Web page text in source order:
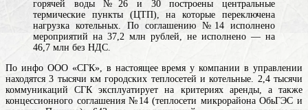
горячей воды№26 и 30 построены центральные
термические пункты (ЦТП), на которые переключена
нагрузка котельных. По соглашению №14 исполнено
мероприятий на 37,2 млн рублей, не исполнено — на
46,7 млн без НДС.
По инфо ООО «СГК», в настоящее время у компании в управлении
находятся 3 тысячи км городских теплосетей и котельные. 2,4 тысячи
коммуникаций СГК эксплуатирует на критериях аренды, а также
концессионного соглашения №14 (теплосети микрорайона ОбьГЭС и